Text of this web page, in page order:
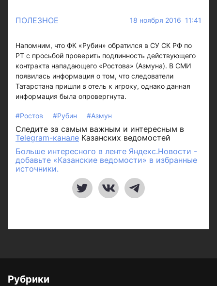
ПОЛЕЗНОЕ 18 ноября 2016 11:41
Напомним, что ФК «Рубин» обратился в СУ СК РФ по
РТ с просьбой проверить подлинность действующего
контракта нападающего «Ростова» (Азмуна). В СМИ
появилась информация о том, что следователи
Татарстана пришли в отель к игроку, однако данная
информация была опровергнута.
#Ростов #Рубин #Азмун
Следите за самым важным и интересным в
Telegram-канале Казанских ведомостей
Больше интересного в ленте Яндекс.Новости -
добавьте «Казанские ведомости» в избранные
источники.
Рубрики